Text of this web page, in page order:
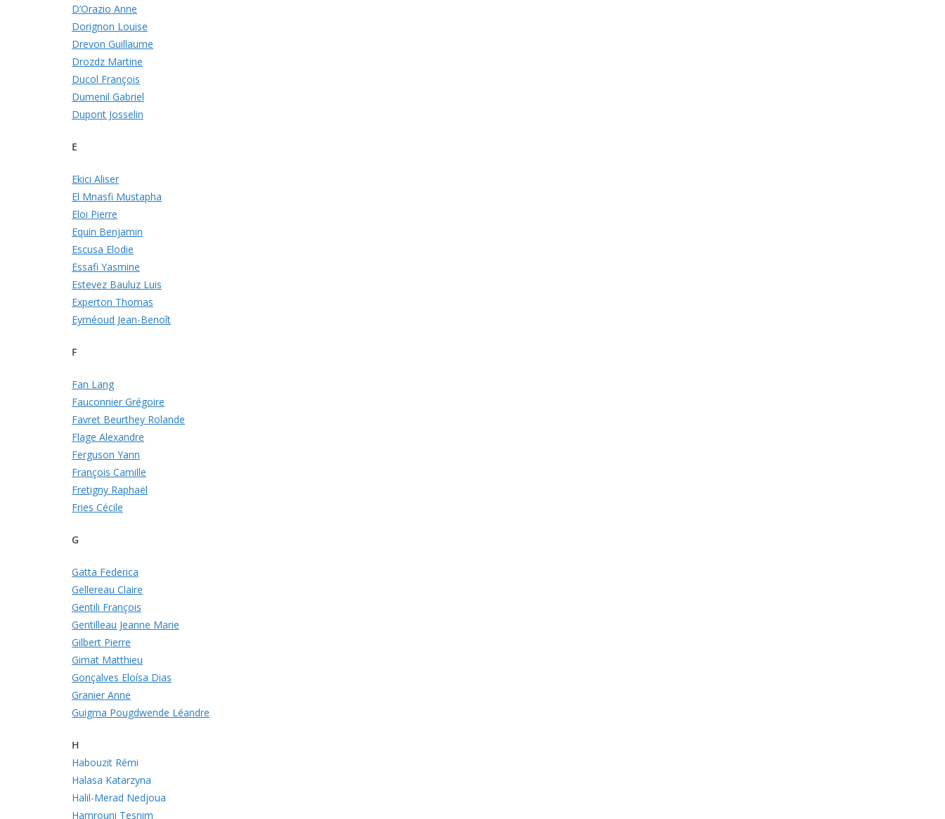
D’Orazio Anne
Dorignon Louise
Drevon Guillaume
Drozdz Martine
Ducol François
Dumenil Gabriel
Dupont Josselin
E
Ekici Aliser
El Mnasfi Mustapha
Eloi Pierre
Equin Benjamin
Escusa Elodie
Essafi Yasmine
Estevez Bauluz Luis
Experton Thomas
Eyméoud Jean-Benoît
F
Fan Lang
Fauconnier Grégoire
Favret Beurthey Rolande
Flage Alexandre
Ferguson Yann
François Camille
Fretigny Raphaël
Fries Cécile
G
Gatta Federica
Gellereau Claire
Gentili François
Gentilleau Jeanne Marie
Gilbert Pierre
Gimat Matthieu
Gonçalves Eloísa Dias
Granier Anne
Guigma Pougdwende Léandre
H
Habouzit Rémi
Halasa Katarzyna
Halil-Merad Nedjoua
Hamrouni Tesnim